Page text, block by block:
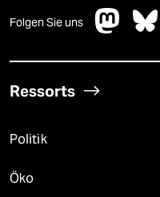
Folgen Sie uns
Ressorts
Politik
Öko